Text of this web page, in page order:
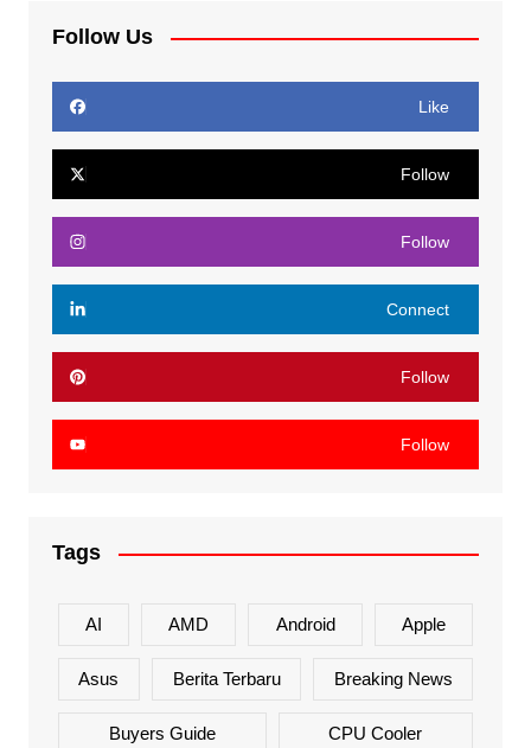
Follow Us
Like
Follow
Follow
Connect
Follow
Follow
Tags
AI AMD Android Apple
Asus Berita Terbaru Breaking News
Buyers Guide CPU Cooler